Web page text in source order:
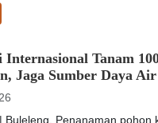
Internasional Tanam
Jaga Sumber Daya
Buleleng. Penanaman pohon